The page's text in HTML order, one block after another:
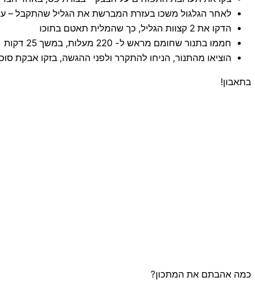
לאחר הגלגול משכו בעזרת המברשת את הגליל שהתקבל –
הדקו את 2 קצוות הגליל, כך שהמלית תאטם בתוכו
חממו בתנור שחומם מראש ל- 220 מעלות, במשך 25 דקות
הוציאו מהתנור, הניחו להתקרר ולפני ההגשה, בזקו אבקת
בתאבון!
כמה אהבתם את המתכון?